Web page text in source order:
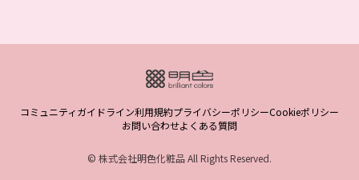
コミュニティガイドライン利用規約プライバシーポリシーCookieポリシー
お問い合わせよくある質問
© 株式会社明色化粧品 All Rights Reserved.